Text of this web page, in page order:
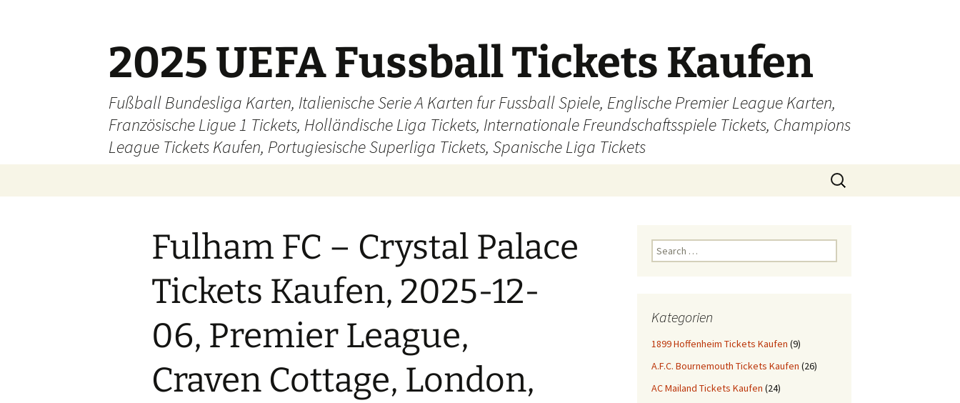
2025 UEFA Fussball Tickets Kaufen
Fußball Bundesliga Karten, Italienische Serie A Karten fur Fussball Spiele, Englische Premier League Karten,
Französische Ligue 1 Tickets, Holländische Liga Tickets, Internationale Freundschaftsspiele Tickets, Champions
League Tickets Kaufen, Portugiesische Superliga Tickets, Spanische Liga Tickets
Search
for:
Fulham FC – Crystal Palace
Tickets Kaufen, 2025-12-
06, Premier League,
Craven Cottage, London,
Search
for:
Kategorien
1899 Hoffenheim Tickets Kaufen (9)
A.F.C. Bournemouth Tickets Kaufen (26)
AC Mailand Tickets Kaufen (24)